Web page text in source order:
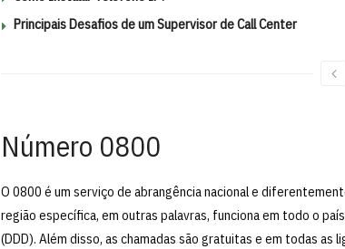
Principais Desafios de um Supervisor de Call Center
Número 0800
O 0800 é um serviço de abrangência nacional e
região específica, em outras palavras, funciona em todo o
(DDD). Além disso, as chamadas são gratuitas e em todas